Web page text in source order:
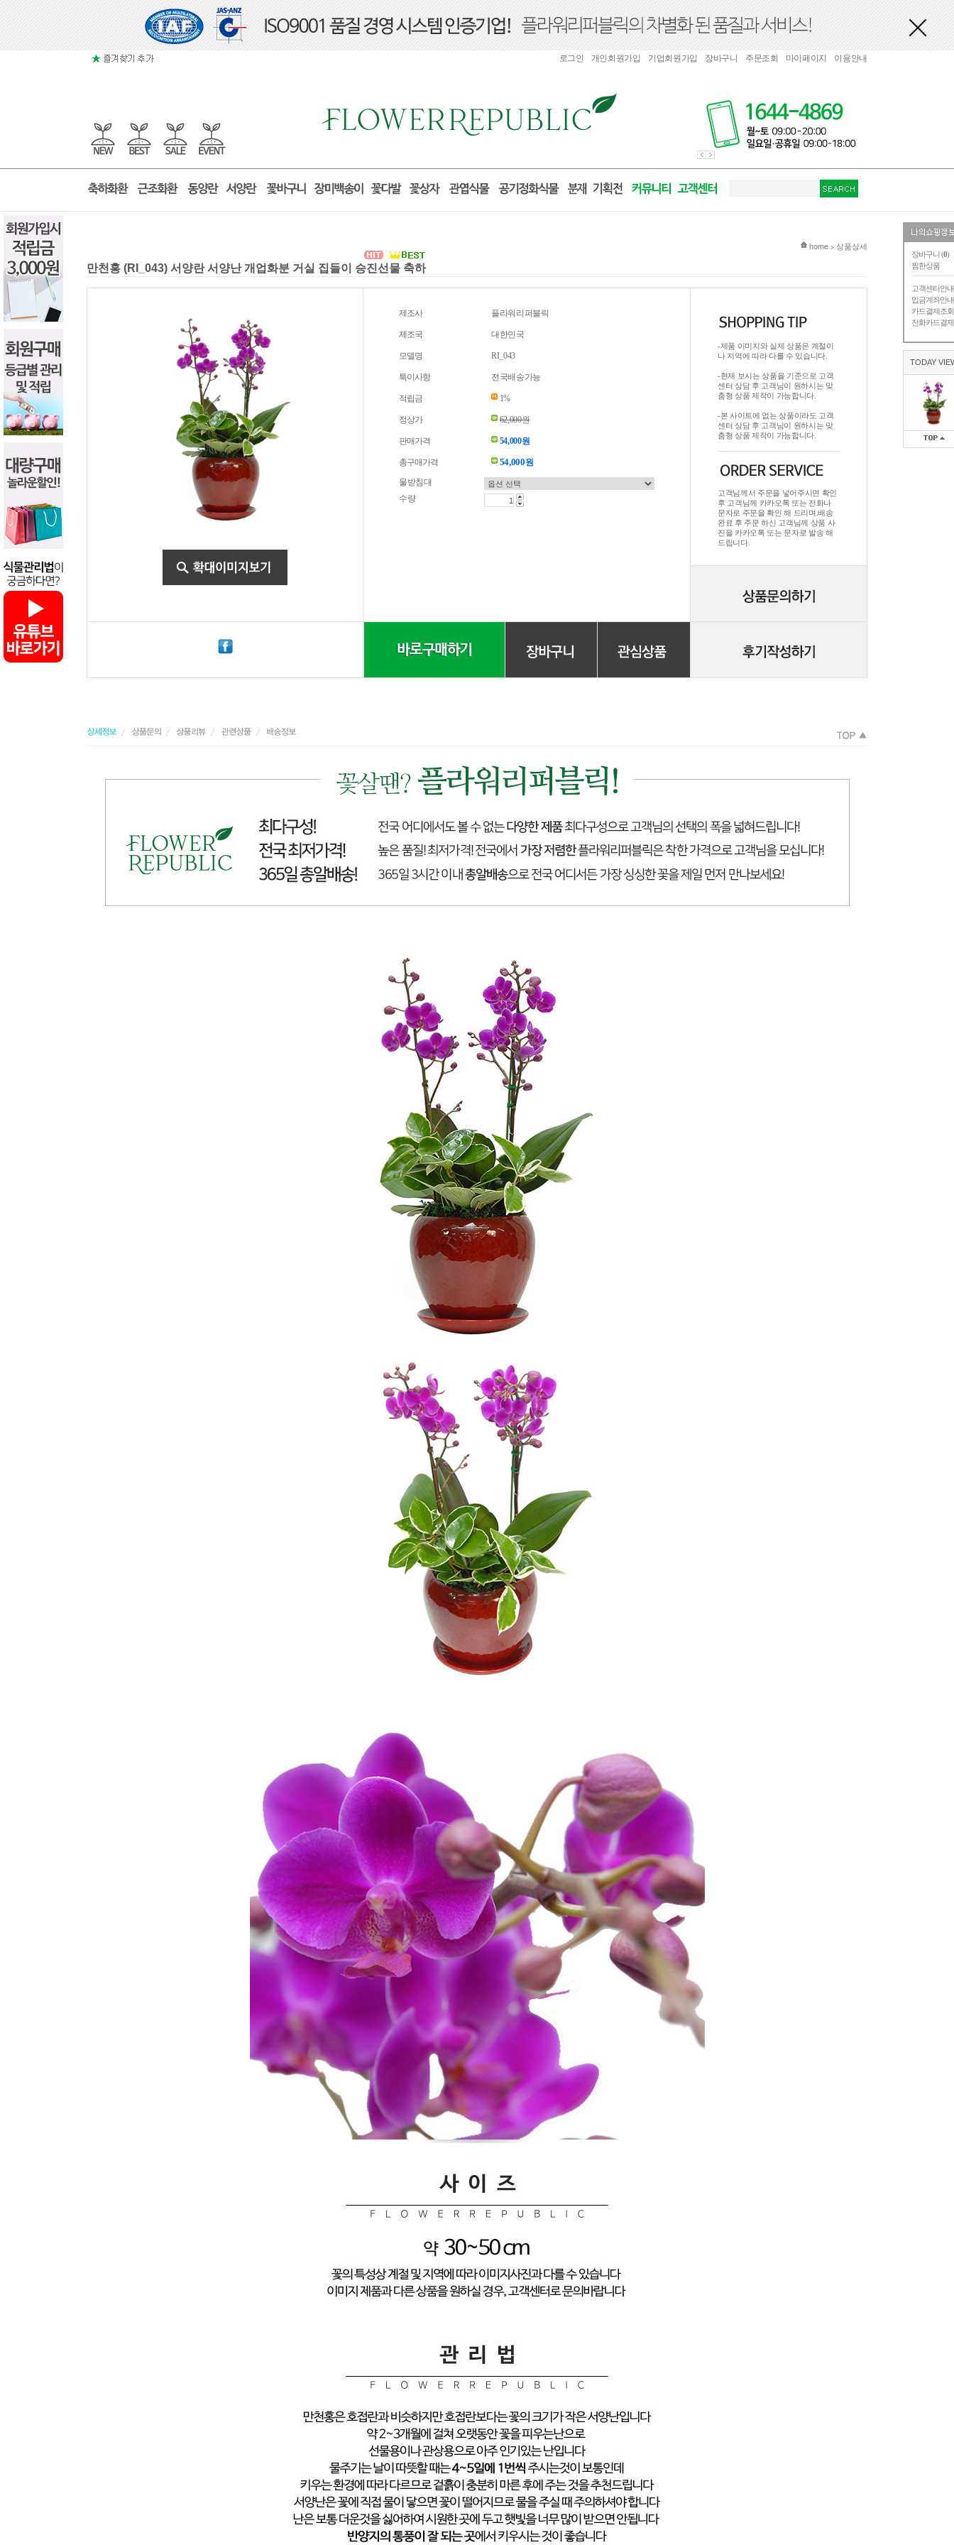
장바구니 (0)
찜한상품
고객센터안내
입금계좌안내
카드결제조회
전화카드결제
TODAY
로그인 개인회원가입 기업회원가입 장바구니 주문조회 마이페이지 이용안내
현재 위치
home > 상품상세
만천홍 (RI_043) 서양란 서양난 개업화분 거실 집들이 승진선물 축하
제조사 플라워리퍼블릭
제조국 대한민국
모델명 RI_043
특이사항 전국배송가능
적립금 1%
정상가 62,000원
판매가격 54,000원
총구매가격 54,000원
물받침대
수량
-제품 이미지와 실제 상품은 계절이
나 지역에 따라 다를 수 있습니다.
-현재 보시는 상품을 기준으로 고객
센터 상담 후 고객님이 원하시는 맞
춤형 상품 제작이 가능합니다.
-본 사이트에 없는 상품이라도 고객
센터 상담 후 고객님이 원하시는 맞
춤형 상품 제작이 가능합니다.
고객님께서 주문을 넣어주시면 확인
후 고객님께 카카오톡 또는 전화나
문자로 주문을 확인 해 드리며.배송
완료 후 주문 하신 고객님께 상품 사
진을 카카오톡 또는 문자로 발송 해
드립니다.